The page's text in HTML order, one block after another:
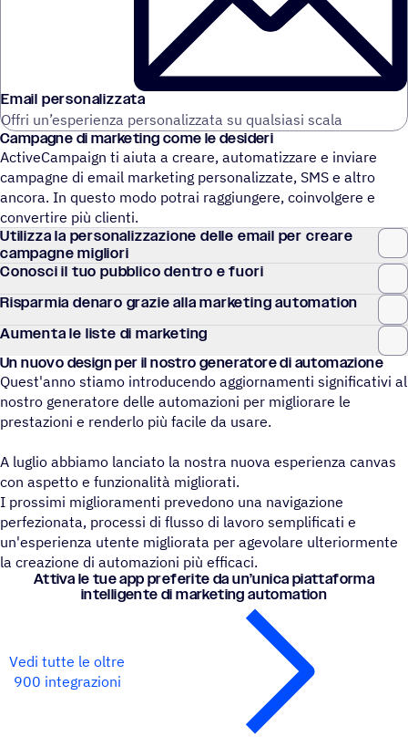
Email personalizzata
Offri un’esperienza personalizzata su qualsiasi scala
Campa­gne di marke­ting come le desideri
ActiveCampaign ti aiuta a creare, automatizzare e inviare
campagne di email marketing personalizzate, SMS e altro
ancora. In questo modo potrai raggiungere, coinvolgere e
convertire più clienti.
Utilizza la perso­na­liz­za­zione delle email per creare
campagne migliori
Conosci il tuo pubblico dentro e fuori
Rispar­mia denaro grazie alla marketing automation
Aumenta le liste di marketing
Un nuovo design per il nostro gene­ra­tore di automazione
Quest'anno stiamo introducendo aggiornamenti significativi al
nostro generatore delle automazioni per migliorare le
prestazioni e renderlo più facile da usare.
A luglio abbiamo lanciato la nostra nuova esperienza canvas
con aspetto e funzionalità migliorati.
I prossimi miglioramenti prevedono una navigazione
perfezionata, processi di flusso di lavoro semplificati e
un'esperienza utente migliorata per agevolare ulteriormente
la creazione di automazioni più efficaci.
Attiva le tue app prefe­rite da un’u­nica piat­ta­forma
intel­li­gente di marketing automation
Vedi tutte le oltre
900 integrazioni